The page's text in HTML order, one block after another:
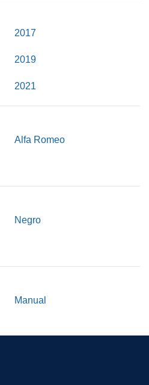
2017
2019
2021
Alfa Romeo
Negro
Manual